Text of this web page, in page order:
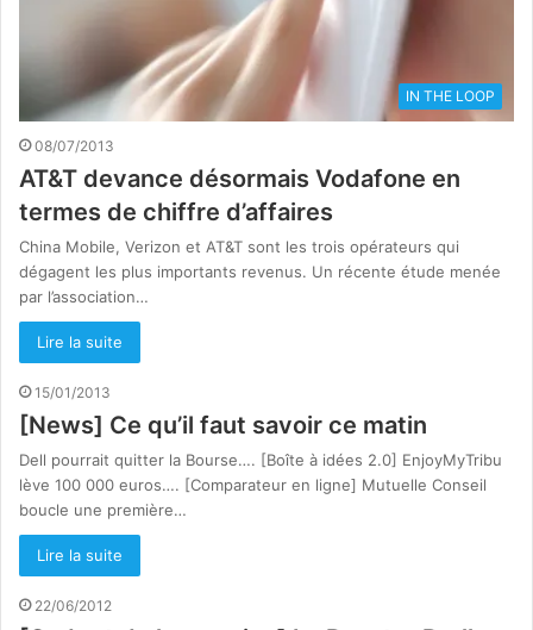
IN THE LOOP
08/07/2013
AT&T devance désormais Vodafone en
termes de chiffre d’affaires
China Mobile, Verizon et AT&T sont les trois opérateurs qui
dégagent les plus importants revenus. Un récente étude menée
par l’association…
Lire la suite
15/01/2013
[News] Ce qu’il faut savoir ce matin
Dell pourrait quitter la Bourse…. [Boîte à idées 2.0] EnjoyMyTribu
lève 100 000 euros…. [Comparateur en ligne] Mutuelle Conseil
boucle une première…
Lire la suite
22/06/2012